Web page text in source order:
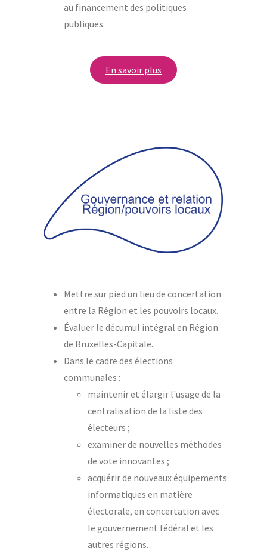
au financement des politiques
publiques.
En savoir plus
Mettre sur pied un lieu de concertation
entre la Région et les pouvoirs locaux.
Évaluer le décumul intégral en Région
de Bruxelles-Capitale.
Dans le cadre des élections
communales :
maintenir et élargir l'usage de la
centralisation de la liste des
électeurs ;
examiner de nouvelles méthodes
de vote innovantes ;
acquérir de nouveaux équipements
informatiques en matière
électorale, en concertation avec
le gouvernement fédéral et les
autres régions.